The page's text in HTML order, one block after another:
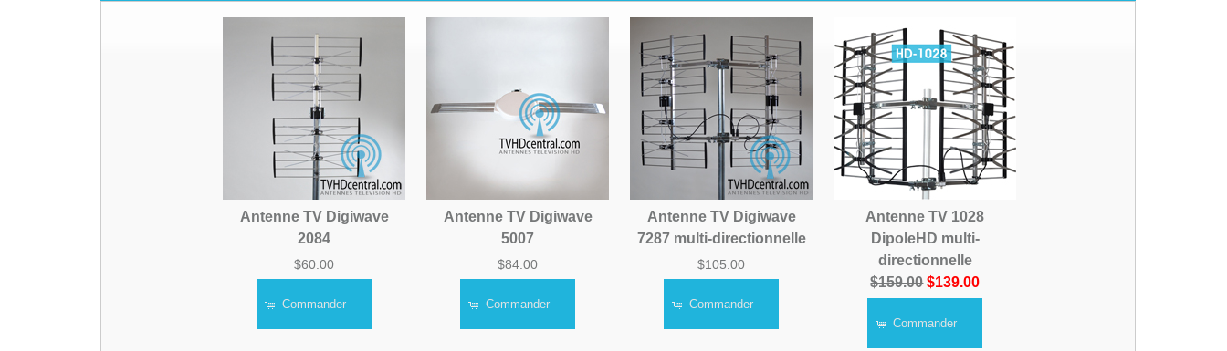
Antenne TV Digiwave
2084
$60.00
Commander
Antenne TV Digiwave
5007
$84.00
Commander
Antenne TV Digiwave
7287 multi-directionnelle
$105.00
Commander
Antenne TV 1028
DipoleHD multi-
directionnelle
$159.00 $139.00
Commander